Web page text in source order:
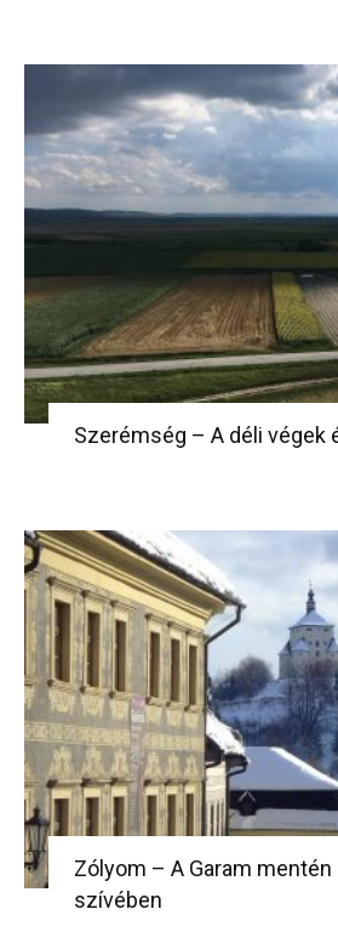
Szerémség – A déli végek
Zólyom – A Garam mentén
szívében